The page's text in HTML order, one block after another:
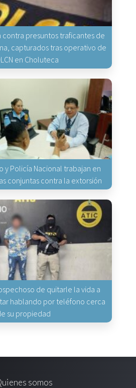
contra presuntos traficantes de
capturados tras operativo de
en Choluteca
y Policía Nacional trabajan en
conjuntas contra la extorsión
de quitarle la vida a
hablando por teléfono cerca
su propiedad
somos